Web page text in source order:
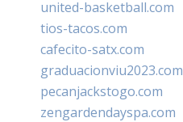
united-basketball.com
tios-tacos.com
cafecito-satx.com
graduacionviu2023.com
pecanjackstogo.com
zengardendayspa.com